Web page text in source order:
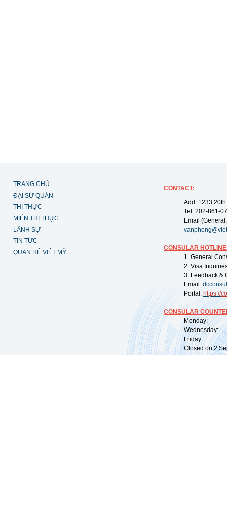
TRANG CHỦ
ĐẠI SỨ QUÁN
THỊ THỰC
MIỄN THỊ THỰC
LÃNH SỰ
TIN TỨC
QUAN HỆ VIỆT MỸ
CONTACT:
Add: 1233
Tel: 202-861-
Email
CONSULAR
1. General
2. Visa
3. Feedback &
Email:
Portal: https://
CONSULAR
Monday:
Wednesday:
Friday:
Closed on 2